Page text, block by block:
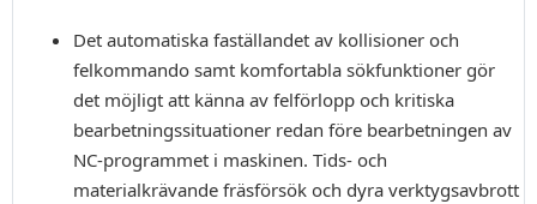
Det automatiska faställandet av kollisioner och
felkommando samt komfortabla sökfunktioner gör
det möjligt att känna av felförlopp och kritiska
bearbetningssituationer redan före bearbetningen av
NC-programmet i maskinen. Tids- och
materialkrävande fräsförsök och dyra verktygsavbrott